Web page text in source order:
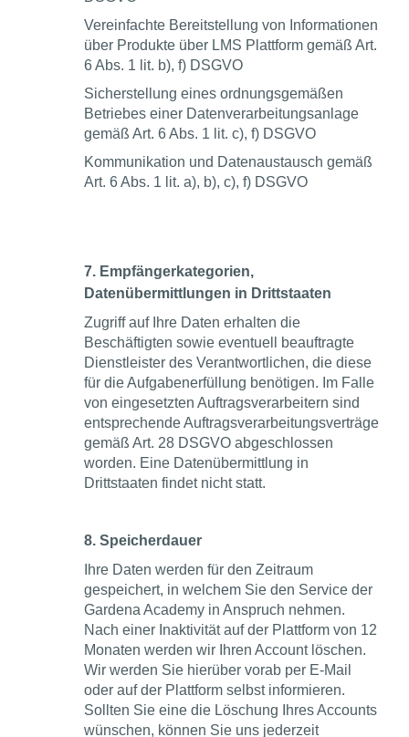
Vereinfachte Bereitstellung von Informationen
über Produkte über LMS Plattform gemäß Art.
6 Abs. 1 lit. b), f) DSGVO
Sicherstellung eines ordnungsgemäßen
Betriebes einer Datenverarbeitungsanlage
gemäß Art. 6 Abs. 1 lit. c), f) DSGVO
Kommunikation und Datenaustausch gemäß
Art. 6 Abs. 1 lit. a), b), c), f) DSGVO
7. Empfängerkategorien,
Datenübermittlungen in Drittstaaten
Zugriff auf Ihre Daten erhalten die
Beschäftigten sowie eventuell beauftragte
Dienstleister des Verantwortlichen, die diese
für die Aufgabenerfüllung benötigen. Im Falle
von eingesetzten Auftragsverarbeitern sind
entsprechende Auftragsverarbeitungsverträge
gemäß Art. 28 DSGVO abgeschlossen
worden. Eine Datenübermittlung in
Drittstaaten findet nicht statt.
8. Speicherdauer
Ihre Daten werden für den Zeitraum
gespeichert, in welchem Sie den Service der
Gardena Academy in Anspruch nehmen.
Nach einer Inaktivität auf der Plattform von 12
Monaten werden wir Ihren Account löschen.
Wir werden Sie hierüber vorab per E-Mail
oder auf der Plattform selbst informieren.
Sollten Sie eine die Löschung Ihres Accounts
wünschen, können Sie uns jederzeit